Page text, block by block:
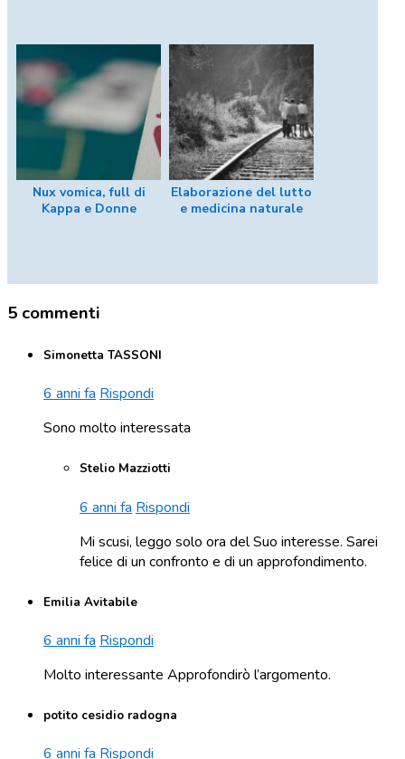
Nux vomica, full di
Kappa e Donne
Elaborazione del lutto
e medicina naturale
5 commenti
Simonetta TASSONI
6 anni fa Rispondi
Sono molto interessata
Stelio Mazziotti
6 anni fa Rispondi
Mi scusi, leggo solo ora del Suo interesse. Sarei
felice di un confronto e di un approfondimento.
Emilia Avitabile
6 anni fa Rispondi
Molto interessante Approfondirò l’argomento.
potito cesidio radogna
6 anni fa Rispondi